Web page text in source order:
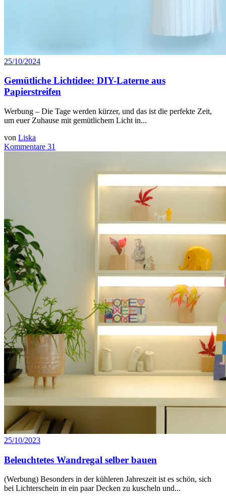
25/10/2024
Gemütliche Lichtidee: DIY-Laterne aus
Papierstreifen
Werbung – Die Tage werden kürzer, und das ist die perfekte Zeit,
um euer Zuhause mit gemütlichem Licht in...
von Liska
Kommentare 31
25/10/2023
Beleuchtetes Wandregal selber bauen
(Werbung) Besonders in der kühleren Jahreszeit ist es schön, sich
bei Lichterschein in ein paar Decken zu kuscheln und...